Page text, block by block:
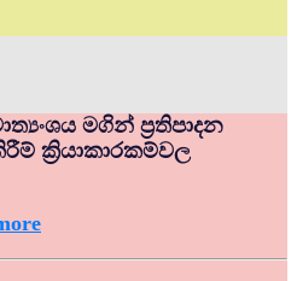
මගින් ප්‍රතිපාදන
ක්‍රියාකාරකම්වල